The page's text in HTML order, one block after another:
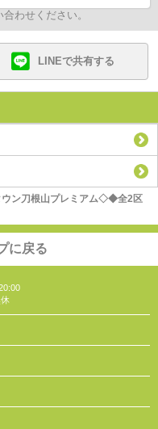
わせください。
LINEで共有する
ウン刀根山プレミアム◇◆全2区
に戻る